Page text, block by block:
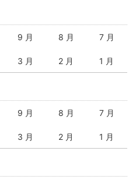
9 月 8 月 7 月
3 月 2 月 1 月
9 月 8 月 7 月
3 月 2 月 1 月